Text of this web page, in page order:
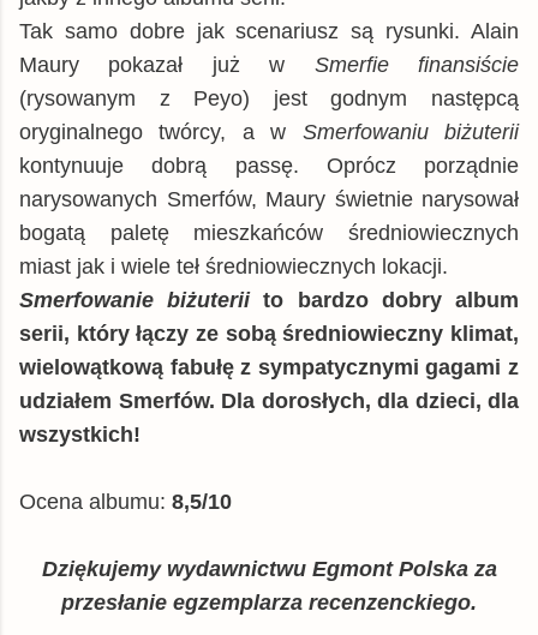
Tak samo dobre jak scenariusz są rysunki. Alain
Maury pokazał już w Smerfie finansiście
(rysowanym z Peyo) jest godnym następcą
oryginalnego twórcy, a w Smerfowaniu biżuterii
kontynuuje dobrą passę. Oprócz porządnie
narysowanych Smerfów, Maury świetnie narysował
bogatą paletę mieszkańców średniowiecznych
miast jak i wiele teł średniowiecznych lokacji.
Smerfowanie biżuteriito bardzo dobry album
serii, który łączy ze sobą średniowieczny klimat,
wielowątkową fabułę z sympatycznymi gagami z
udziałem Smerfów. Dla dorosłych, dla dzieci, dla
wszystkich!
Ocena albumu: 8,5/10
Dziękujemy wydawnictwu Egmont Polska za
przesłanie egzemplarza recenzenckiego.